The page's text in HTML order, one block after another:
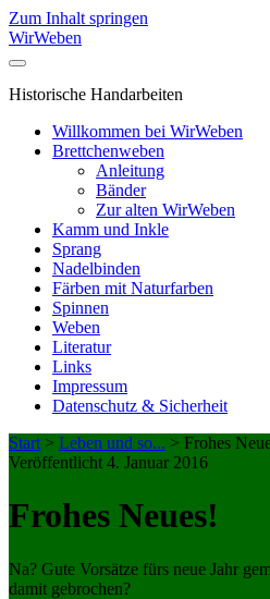
Zum Inhalt springen
WirWeben
Historische Handarbeiten
Willkommen bei WirWeben
Brettchenweben
Anleitung
Bänder
Zur alten WirWeben
Kamm und Inkle
Sprang
Nadelbinden
Färben mit Naturfarben
Spinnen
Weben
Literatur
Links
Impressum
Datenschutz & Sicherheit
Start > Leben und so... > Frohes
Veröffentlicht 4. Januar 2016
Frohes Neues!
Na? Gute Vorsätze fürs neue Jahr
damit gebrochen?